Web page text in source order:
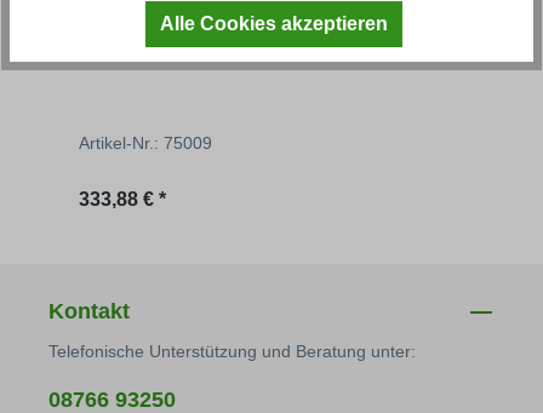
Gesamt-Set für U411
Artikel-Nr.: 75009
Regulärer Preis:
333,88 € *
Kontakt
Telefonische Unterstützung und Beratung unter:
08766 93250
Alle Cookies akzeptieren